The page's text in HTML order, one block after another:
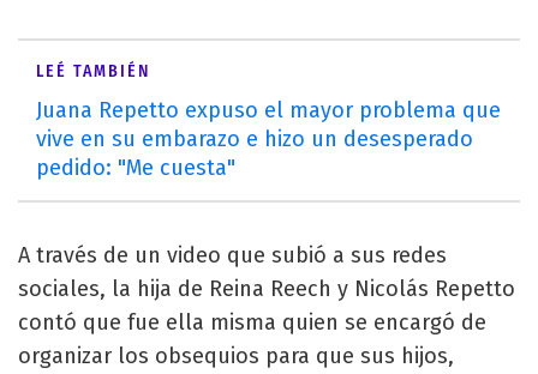
LEÉ TAMBIÉN
Juana Repetto expuso el mayor problema que
vive en su embarazo e hizo un desesperado
pedido: "Me cuesta"
A través de un video que subió a sus redes
sociales, la hija de Reina Reech y Nicolás Repetto
contó que fue ella misma quien se encargó de
organizar los obsequios para que sus hijos,